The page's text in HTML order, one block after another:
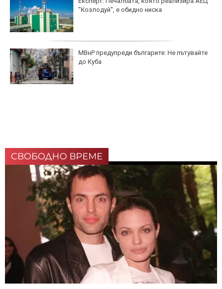
"Козлодуй", е обидно ниска
МВнР предупреди българите: Не пътувайте
до Куба
СВОБОДНО ВРЕМЕ